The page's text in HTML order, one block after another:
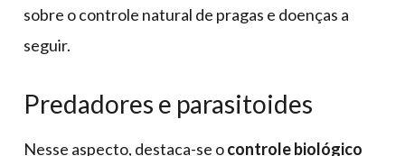
sobre o controle natural de pragas e doenças a
seguir.
Predadores e parasitoides
Nesse aspecto, destaca-se ocontrole biológico